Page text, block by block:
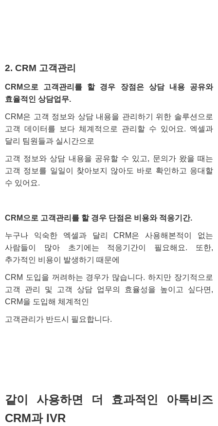
2. CRM 고객관리
CRM으로 고객관리를 할 경우 장점은 상담 내용 공유와
효율적인 상담업무.
CRM은 고객 정보와 상담 내용을 관리하기 위한 솔루션으로
고객 데이터를 보다 체계적으로 관리할 수 있어요. 엑셀과
달리 팀원들과 실시간으로
고객 정보와 상담 내용을 공유할 수 있고, 문의가 왔을 때는
고객 정보를 일일이 찾아보지 않아도 바로 확인하고 응대할
수 있어요.
CRM으로 고객관리를 할 경우 단점은 비용와 적응기간.
누구나 익숙한 엑셀과 달리 CRM은 사용해본적이 없는
사람들이 많아 초기에는 적응기간이 필요해요. 또한,
추가적인 비용이 발생하기 때문에
CRM 도입을 꺼려하는 경우가 많습니다. 하지만 장기적으로
고객 관리 및 고객 상담 업무의 효율성을 높이고 싶다면,
CRM을 도입해 체계적인
고객관리가 반드시 필요합니다.
같이 사용하면 더 효과적인 아톡비즈
CRM과IVR